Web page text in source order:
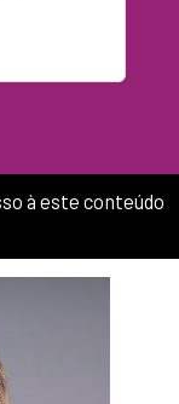
à este conteúdo